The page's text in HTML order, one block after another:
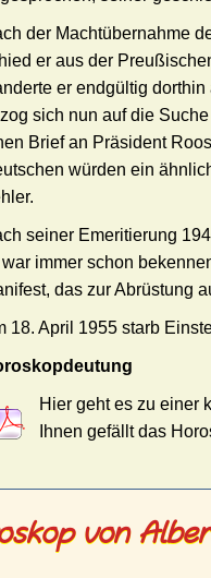
der Machtübernahme
er aus der
er endgültig
sich nun auf die
Brief an Präsident
würden ein
seiner Emeritierung
war immer schon
das zur Abrüstung
18. April 1955 starb
Hier geht es zu einer
Ihnen gefällt das
von